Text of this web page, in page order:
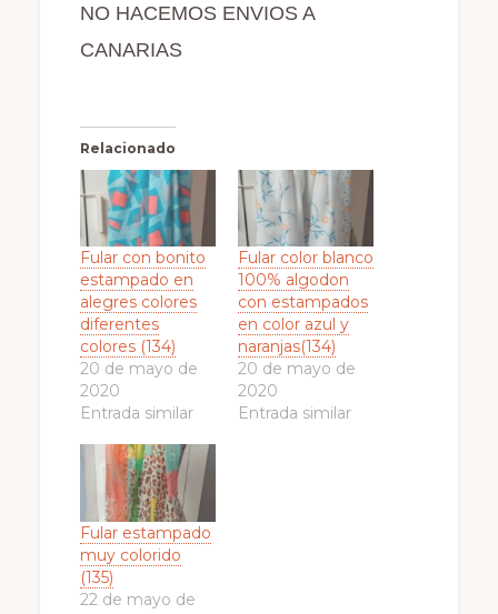
NO HACEMOS ENVIOS A
CANARIAS
Relacionado
Fular con bonito
estampado en
alegres colores
diferentes
colores (134)
20 de mayo de
2020
Entrada similar
Fular color blanco
100% algodon
con estampados
en color azul y
naranjas(134)
20 de mayo de
2020
Entrada similar
Fular estampado
muy colorido
(135)
22 de mayo de